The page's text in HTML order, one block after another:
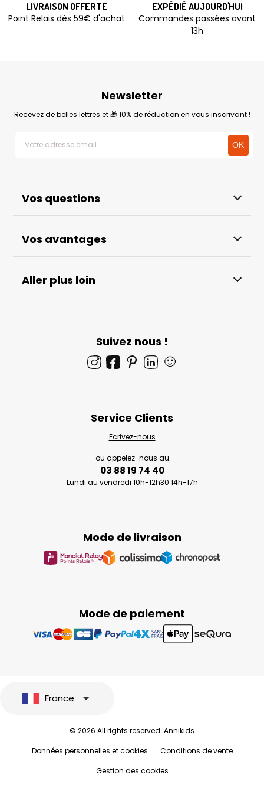
LIVRAISON OFFERTE
Point Relais dès 59€ d'achat
EXPÉDIÉ AUJOURD'HUI
Commandes passées avant
13h
Vos questions
Vos avantages
Aller plus loin
Newsletter
Recevez de belles lettres et 🎁 10% de réduction en vous inscrivant !
Suivez nous !
🙂
Mode de paiement
Mode de livraison
Service Clients
Ecrivez-nous
ou appelez-nous au
03 88 19 74 40
Lundi au vendredi 10h-12h30 14h-17h
France
© 2026 All rights reserved. Annikids
Données personnelles et cookies
Conditions de vente
Gestion des cookies